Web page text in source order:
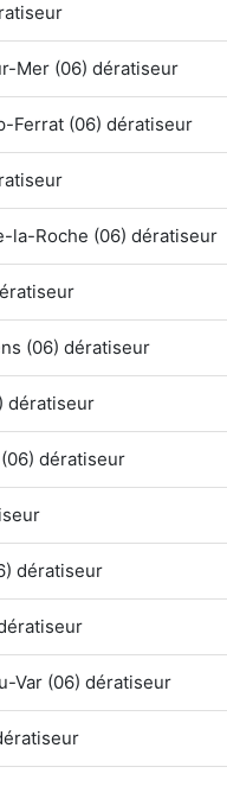
Mer (06) dératiseur
Ferrat (06) dératiseur
la-Roche (06) dératiseur
(06) dératiseur
dératiseur
dératiseur
dératiseur
Var (06) dératiseur